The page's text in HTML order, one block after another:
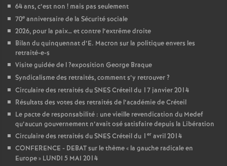
64 ans, c’est non ! mais pas seulement
70e anniversaire de la Sécurité sociale
2026, pour la paix… et contre l’extrême droite
Bilan du quinquennat d’E. Macron sur la politique envers les
retraité-e-s
Visite guidée de l?exposition George Braque
Syndicalisme des retraités, comment s’y retrouver?
Circulaire des retraités duSNESCréteil du 17 janvier 2014
Résultats des votes des retraités de l’académie de Créteil
Le pacte de responsabilité : une vieille revendication du Medef
qu’aucun gouvernement n’avait osé satisfaire depuis la Libération
Circulaire des retraités duSNESCréteil du 1 er avril 2014
CONFERENCE - DEBATsur le thème « la gauche radicale en
Europe» LUNDI 5 MAI 2014